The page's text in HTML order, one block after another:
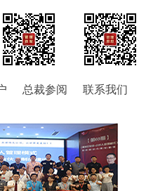
总裁参阅 联系我们